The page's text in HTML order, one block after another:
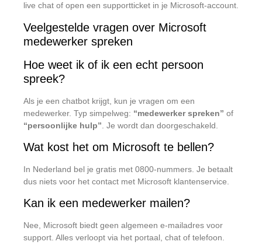
live chat of open een supportticket in je Microsoft-account.
Veelgestelde vragen over Microsoft
medewerker spreken
Hoe weet ik of ik een echt persoon
spreek?
Als je een chatbot krijgt, kun je vragen om een
medewerker. Typ simpelweg: “medewerker spreken” of
“persoonlijke hulp” . Je wordt dan doorgeschakeld.
Wat kost het om Microsoft te bellen?
In Nederland bel je gratis met 0800-nummers. Je betaalt
dus niets voor het contact met Microsoft klantenservice.
Kan ik een medewerker mailen?
Nee, Microsoft biedt geen algemeen e-mailadres voor
support. Alles verloopt via het portaal, chat of telefoon.